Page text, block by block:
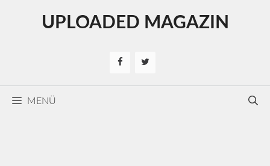
UPLOADED MAGAZIN
MENÜ